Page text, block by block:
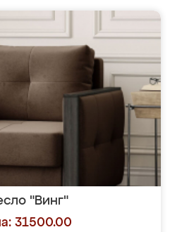
"Винг"
31500.00